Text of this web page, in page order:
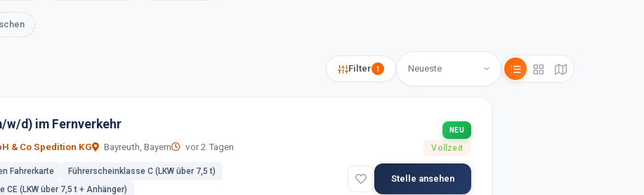
Filter 1
w/d) im Fernverkehr
& Co Spedition KG Bayreuth, Bayern vor 2 Tagen
Fahrerkarte
Führerscheinklasse C (LKW über 7,5 t)
CE (LKW über 7,5 t + Anhänger)
NEU
Vollzeit
Stelle ansehen